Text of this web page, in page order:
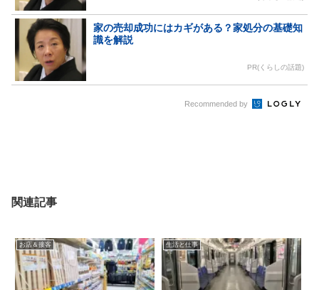
家の売却成功にはカギがある？家処分の基礎知
識を解説
PR(くらしの話題)
Recommended by
関連記事
お店＆接客 生活と仕事